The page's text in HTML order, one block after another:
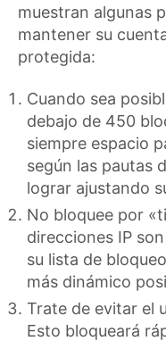
muestran algunas
mantener su
protegida:
Cuando sea
debajo de 450
siempre espacio
según las pautas
lograr ajustando
No bloquee por
direcciones IP
su lista de
más dinámico
Trate de evitar el
Esto bloqueará